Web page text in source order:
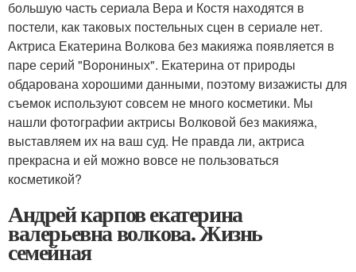
большую часть сериала Вера и Костя находятся в
постели, как таковых постельных сцен в сериале нет.
Актриса Екатерина Волкова без макияжа появляется в
паре серий "Ворониных". Екатерина от природы
обдарована хорошими данными, поэтому визажисты для
съемок используют совсем не много косметики. Мы
нашли фотографии актрисы Волковой без макияжа,
выставляем их на ваш суд. Не правда ли, актриса
прекрасна и ей можно вовсе не пользоваться
косметикой?
Андрей карпов екатерина
валерьевна волкова. Жизнь
семейная